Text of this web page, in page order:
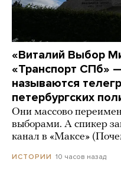
«Виталий Выбор
«Транспорт СПб»
называются
петербургских
Они массово
выборами. А спикер
канал в «Максе»
ИСТОРИИ 10 часов назад